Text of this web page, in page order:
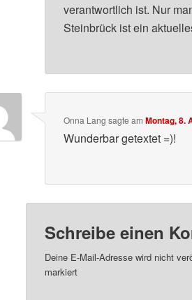
verantwortlich ist. Nur
Steinbrück ist ein
Onna Lang sagte am Montag, 8.
Wunderbar getextet =)!
Schreibe einen
Deine E-Mail-Adresse wird nicht
markiert